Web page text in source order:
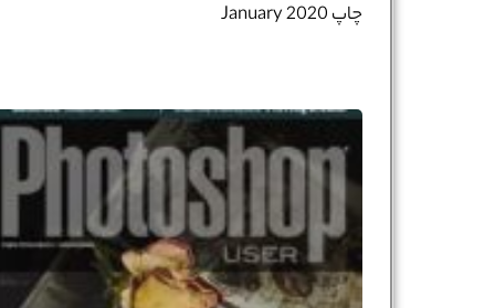
چاپ January 2020